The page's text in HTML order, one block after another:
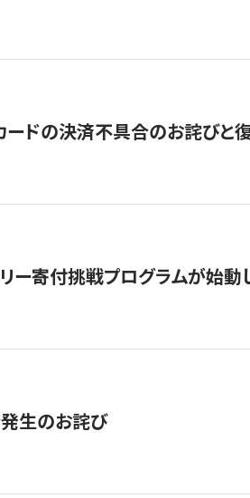
ードの決済不具合のお詫びと
ー寄付挑戦プログラムが始動
発生のお詫び